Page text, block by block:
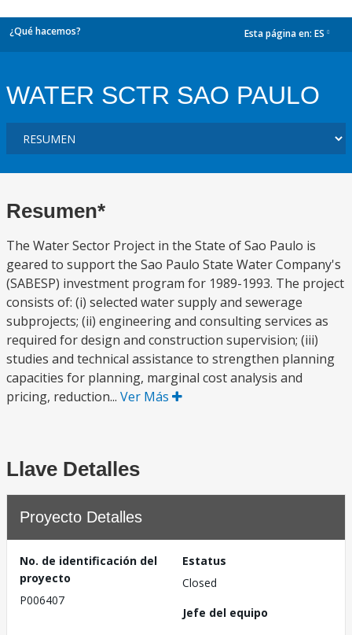
¿Qué hacemos? Esta página en: ES
WATER SCTR SAO PAULO
Resumen*
The Water Sector Project in the State of Sao Paulo is
geared to support the Sao Paulo State Water Company's
(SABESP) investment program for 1989-1993. The project
consists of: (i) selected water supply and sewerage
subprojects; (ii) engineering and consulting services as
required for design and construction supervision; (iii)
studies and technical assistance to strengthen planning
capacities for planning, marginal cost analysis and
pricing, reduction... Ver Más
Llave Detalles
Proyecto Detalles
No. de identificación del
proyecto
P006407
Estatus
Closed
Jefe del equipo